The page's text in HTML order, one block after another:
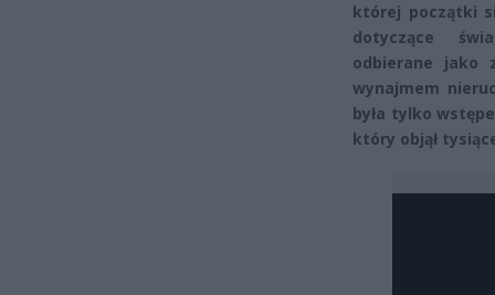
której początki
dotyczące
odbierane jako
wynajmem
była tylko
który objął